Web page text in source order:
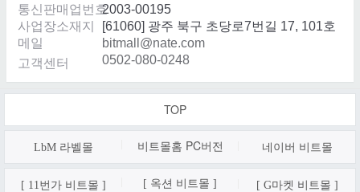
통신판매업번호2003-00195
사업장소재지
[61060] 광주 북구 초당로7번길 17, 101호
메일
bitmall@nate.com
고객센터
0502-080-0248
TOP
LbM 라벨몰 비트몰홈 PC버전 네이버 비트몰
[ 11번가 비트몰 ] [ 옥션 비트몰 ] [ G마켓 비트몰 ]